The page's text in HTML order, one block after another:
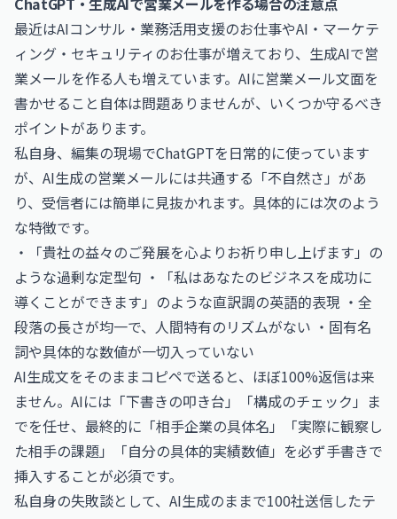
最近はAIコンサル・業務活用支援のお仕事やAI・マーケテ
ィング・セキュリティのお仕事が増えており、生成AIで営
業メールを作る人も増えています。AIに営業メール文面を
書かせること自体は問題ありませんが、いくつか守るべき
ポイントがあります。
私自身、編集の現場でChatGPTを日常的に使っています
が、AI生成の営業メールには共通する「不自然さ」があ
り、受信者には簡単に見抜かれます。具体的には次のよう
な特徴です。
・「貴社の益々のご発展を心よりお祈り申し上げます」の
ような過剰な定型句 ・「私はあなたのビジネスを成功に
導くことができます」のような直訳調の英語的表現 ・全
段落の長さが均一で、人間特有のリズムがない ・固有名
詞や具体的な数値が一切入っていない
AI生成文をそのままコピペで送ると、ほぼ100%返信は来
ません。AIには「下書きの叩き台」「構成のチェック」ま
でを任せ、最終的に「相手企業の具体名」「実際に観察し
た相手の課題」「自分の具体的実績数値」を必ず手書きで
挿入することが必須です。
私自身の失敗談として、AI生成のままで100社送信したテ